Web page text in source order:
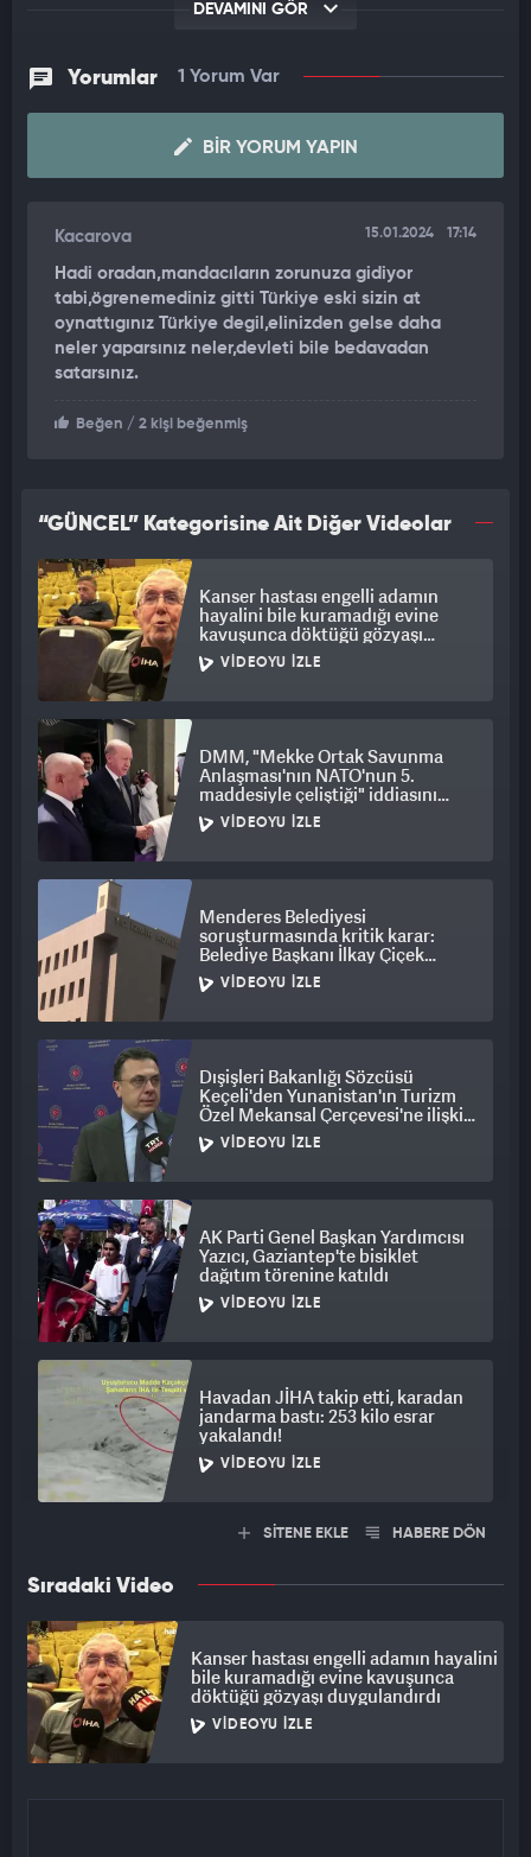
UNESCO'nun yönergelerine ters düşecek ve evrensel değerleri
bunun sadece bir yapıya değil Türkiye'nin geçmişine, kültürüne
ve itibarına da ihanet olduğunu savunan Yardımcı, şunları
"UNESCO'nun önerdiği 'ziyaretçi yönetim planı' adı altında
kapatılması, Ayasofya'nın evrensel değerlerine yapılan bir
dünya insanlarının ortak mirası olmaktan çıkarmaktadır.
Evrensel kültür simgelerinden biri olan Ayasofya'nın, finansal
çıkarlar uğruna tahrip edilmesi, Türkiye'nin kültürel
zenginliğine vurulan bir darbedir.
CHP olarak, Ayasofya'nın tarihine ve kültürüne yapılan bu
politika izlenmesini ve Ayasofya'nın özgün kimliğine uygun bir
şekilde korunmasını talep ediyoruz."
DEVAMINI GÖR
Yorumlar 1 Yorum Var
BIR YORUM YAPIN
Kacarova 15.01.2024 17:14
Hadi oradan,mandacıların zorunuza gidiyor
tabi,ögrenemediniz gitti Türkiye eski sizin at
oynattıgınız Türkiye degil,elinizden gelse daha
neler yaparsınız neler,devleti bile bedavadan
satarsınız.
Beğen / 2 kişi beğenmiş
“GÜNCEL” Kategorisine Ait Diğer Videolar
Kanser hastası engelli adamın
hayalini bile kuramadığı evine
kavuşunca döktüğü gözyaşı
duygulandırdı
VIDEOYU İZLE
DMM, "Mekke Ortak Savunma
Anlaşması'nın NATO'nun 5.
maddesiyle çeliştiği" iddiasını
yalanladı
VIDEOYU İZLE
Menderes Belediyesi
soruşturmasında kritik karar:
Belediye Başkanı İlkay Çiçek
tutuklandı
VIDEOYU İZLE
Dışişleri Bakanlığı Sözcüsü
Keçeli'den Yunanistan'ın Turizm
Özel Mekansal Çerçevesi'ne ilişkin
açıklama
VIDEOYU İZLE
AK Parti Genel Başkan Yardımcısı
Yazıcı, Gaziantep'te bisiklet
dağıtım törenine katıldı
VIDEOYU İZLE
Havadan JİHA takip etti, karadan
jandarma bastı: 253 kilo esrar
yakalandı!
VIDEOYU İZLE
SİTENE EKLE HABERE DÖN
Sıradaki Video
Kanser hastası engelli adamın hayalini
bile kuramadığı evine kavuşunca
döktüğü gözyaşı duygulandırdı
VIDEOYU İZLE